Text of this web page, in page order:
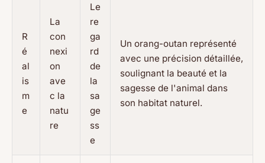
R
é
al
is
m
e
La
con
nexi
on
ave
c la
natu
re
Le
re
ga
rd
de
la
sa
ge
ss
e
Un orang-outan représenté
avec une précision détaillée,
soulignant la beauté et la
sagesse de l'animal dans
son habitat naturel.